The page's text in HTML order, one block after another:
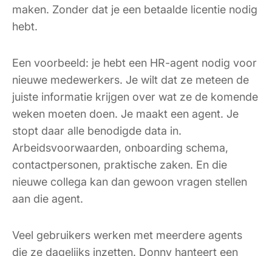
maken. Zonder dat je een betaalde licentie nodig
hebt.
Een voorbeeld: je hebt een HR-agent nodig voor
nieuwe medewerkers. Je wilt dat ze meteen de
juiste informatie krijgen over wat ze de komende
weken moeten doen. Je maakt een agent. Je
stopt daar alle benodigde data in.
Arbeidsvoorwaarden, onboarding schema,
contactpersonen, praktische zaken. En die
nieuwe collega kan dan gewoon vragen stellen
aan die agent.
Veel gebruikers werken met meerdere agents
die ze dagelijks inzetten. Donny hanteert een